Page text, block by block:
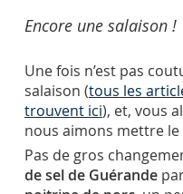
Encore une salaison !
Une fois n’est pas
salaison (tous les
trouvent ici), et, vous
nous aimons mettre le
Pas de gros
de sel de Guérande